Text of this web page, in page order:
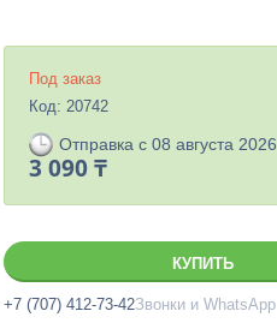
Под заказ
Код: 20742
Отправка с 08 августа 2026
3 090 ₸
КУПИТЬ
+7 (707) 412-73-42Звонки и WhatsApp